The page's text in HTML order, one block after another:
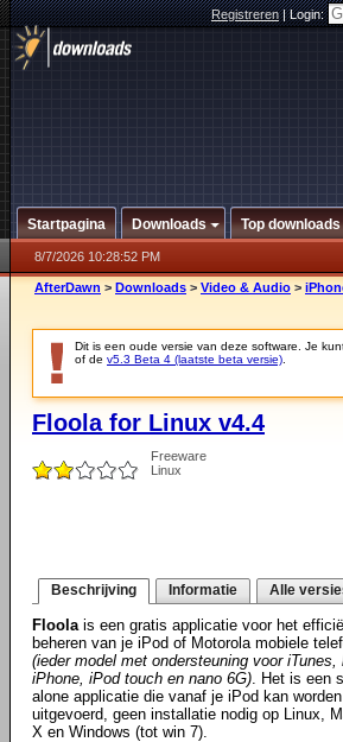
Registreren|Login:
Startpagina Downloads Top downloads
8/7/2026 10:28:52 PM
AfterDawn > Downloads > Video & Audio >
Dit is een oude versie van deze software. Je
of de v5.3 Beta 4 (laatste beta versie)
Floola for Linux v4.4
Freeware
Linux
Beschrijving Informatie Alle
Floolais een gratis applicatie voor het
beheren van je iPod of Motorola mobiele
(ieder model met ondersteuning voor iTunes,
iPhone, iPod touch en nano 6G). Het is een
alone applicatie die vanaf je iPod kan worden
uitgevoerd, geen installatie nodig op Linux,
X en Windows (tot win 7).